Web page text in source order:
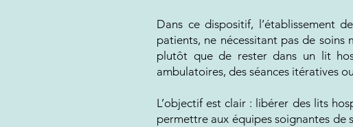
Dans ce dispositif, l’établissement
patients, ne nécessitant pas de soins
plutôt que de rester dans un lit
ambulatoires, des séances itératives
L’objectif est clair : libérer des lits
permettre aux équipes soignantes de